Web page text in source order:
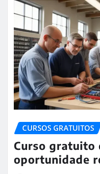
CURSOS GRATUITOS
Curso gratuito
oportunidade